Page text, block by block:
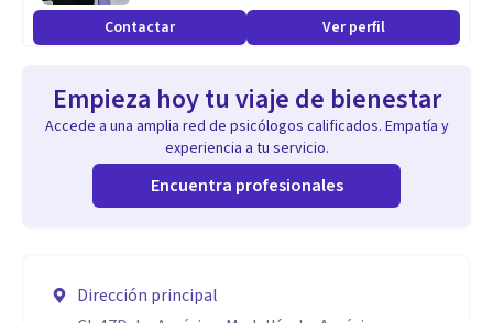
Contactar Ver perfil
Empieza hoy tu viaje de bienestar
Accede a una amplia red de psicólogos calificados. Empatía y
experiencia a tu servicio.
Encuentra profesionales
Dirección principal